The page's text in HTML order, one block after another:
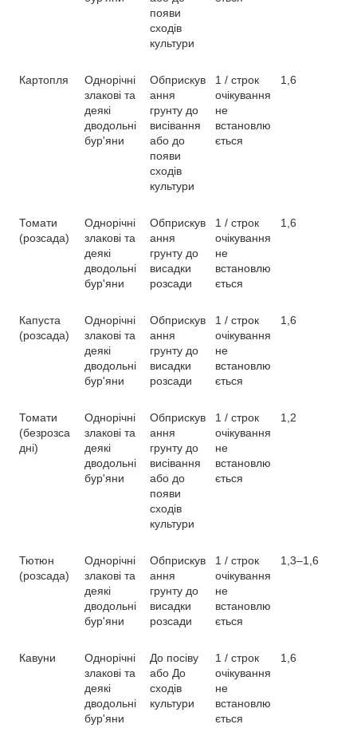
появи
сходів
культури
Картопля
Однорічні
злакові та
деякі
дводольні
бур'яни
Обприскув
ання
грунту до
висівання
або до
появи
сходів
культури
1 / строк
очікування
не
встановлю
ється
1,6
Томати
(розсада)
Однорічні
злакові та
деякі
дводольні
бур'яни
Обприскув
ання
грунту до
висадки
розсади
1 / строк
очікування
не
встановлю
ється
1,6
Капуста
(розсада)
Однорічні
злакові та
деякі
дводольні
бур'яни
Обприскув
ання
грунту до
висадки
розсади
1 / строк
очікування
не
встановлю
ється
1,6
Томати
(безрозса
дні)
Однорічні
злакові та
деякі
дводольні
бур'яни
Обприскув
ання
грунту до
висівання
або до
появи
сходів
культури
1 / строк
очікування
не
встановлю
ється
1,2
Тютюн
(розсада)
Однорічні
злакові та
деякі
дводольні
бур'яни
Обприскув
ання
грунту до
висадки
розсади
1 / строк
очікування
не
встановлю
ється
1,3–1,6
Кавуни
Однорічні
злакові та
деякі
дводольні
бур'яни
До посіву
або До
сходів
культури
1 / строк
очікування
не
встановлю
ється
1,6